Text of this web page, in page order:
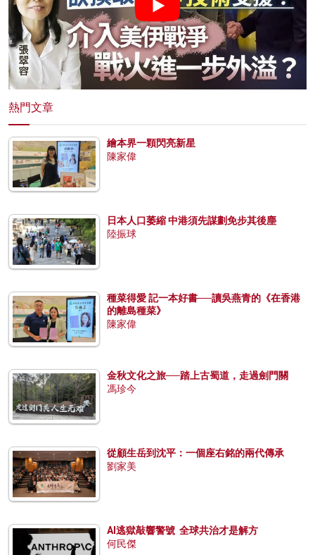
熱門文章
繪本界一顆閃亮新星
陳家偉
日本人口萎縮 中港須先謀劃免步其後塵
陸振球
種菜得愛 記一本好書──讀吳燕青的《在香港
的離島種菜》
陳家偉
金秋文化之旅──踏上古蜀道，走過劍門關
馮珍今
從顧生岳到沈平：一個座右銘的兩代傳承
劉家美
AI逃獄敲響警號 全球共治才是解方
何民傑